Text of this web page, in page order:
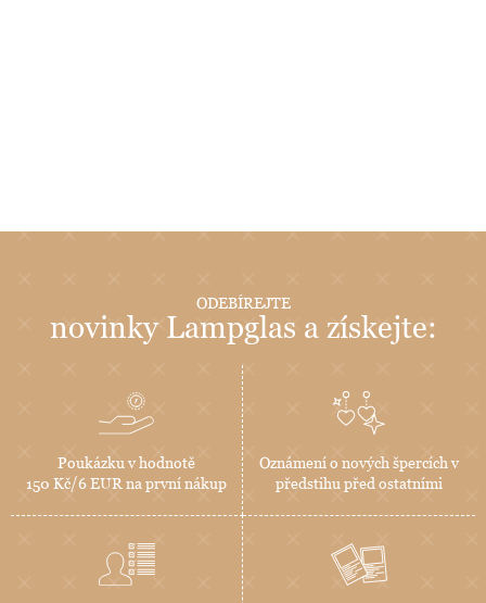
ODEBÍREJTE
novinky Lampglas a získejte:
Poukázku v hodnotě
150 Kč/6 EUR na první nákup
Oznámení o nových špercích v
předstihu před ostatními